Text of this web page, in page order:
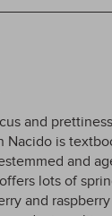
and
Nacido is
and
lots of
and